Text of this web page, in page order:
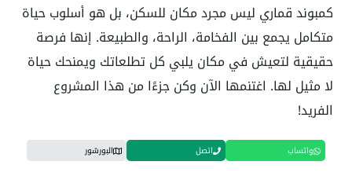
كمبوند قماري ليس مجرد مكان للسكن، بل هو أسلوب حياة
متكامل يجمع بين الفخامة، الراحة، والطبيعة. إنها فرصة
حقيقية لتعيش في مكان يلبي كل تطلعاتك ويمنحك حياة
لا مثيل لها. اغتنمها الآن وكن جزءًا من هذا المشروع
الفريد!
واتساب اتصل البورشور